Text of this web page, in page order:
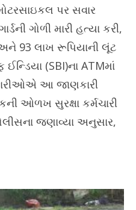
પર સવાર
ગોળી મારી હત્યા કરી,
93 લાખ રૂપિયાની લૂંટ
(SBI)ના ATMમાં
આ જાણકારી
ઓળખ સુરક્ષા કર્મચારી
જણાવ્યા અનુસાર,